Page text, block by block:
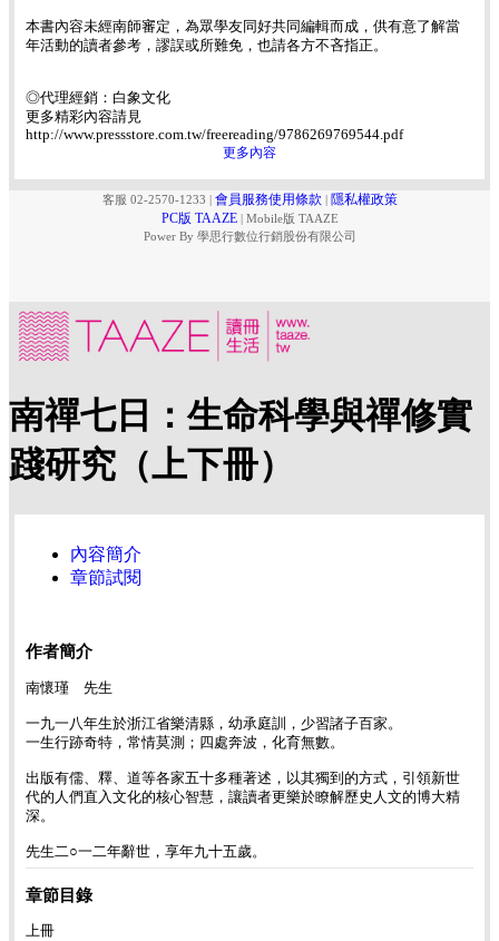
本書內容未經南師審定，為眾學友同好共同編輯而成，供有意了解當
年活動的讀者參考，謬誤或所難免，也請各方不吝指正。
◎代理經銷：白象文化
更多精彩內容請見
http://www.pressstore.com.tw/freereading/9786269769544.pdf
更多內容
客服 02-2570-1233 | 會員服務使用條款 | 隱私權政策
PC版 TAAZE | Mobile版 TAAZE
Power By 學思行數位行銷股份有限公司
南禪七日：生命科學與禪修實
踐研究（上下冊）
內容簡介
章節試閱
作者簡介
南懷瑾 先生
一九一八年生於浙江省樂清縣，幼承庭訓，少習諸子百家。
一生行跡奇特，常情莫測；四處奔波，化育無數。
出版有儒、釋、道等各家五十多種著述，以其獨到的方式，引領新世
代的人們直入文化的核心智慧，讓讀者更樂於瞭解歷史人文的博大精
深。
先生二○一二年辭世，享年九十五歲。
章節目錄
上冊